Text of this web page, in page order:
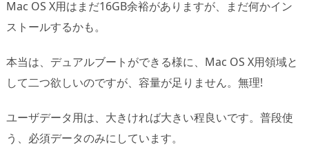
Mac OS X用はまだ16GB余裕がありますが、まだ何かイン
ストールするかも。
本当は、デュアルブートができる様に、Mac OS X用領域と
して二つ欲しいのですが、容量が足りません。無理!
ユーザデータ用は、大きければ大きい程良いです。普段使
う、必須データのみにしています。